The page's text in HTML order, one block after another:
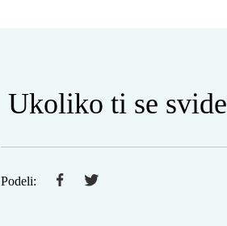
Ukoliko ti se
Podeli: